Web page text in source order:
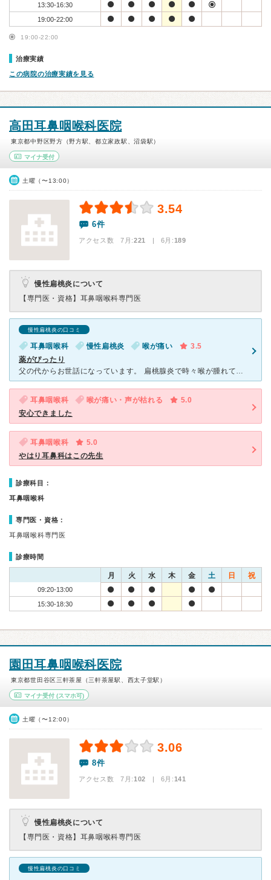
13:30-16:30
19:00-22:00
19:00-22:00
治療実績
この病院の治療実績を見る
高田耳鼻咽喉科医院
東京都中野区野方（野方駅、都立家政駅、沼袋駅）
マイナ受付
土曜（〜13:00）
3.54
6件
アクセス数 7月:221 | 6月:189
慢性扁桃炎について
【専門医・資格】 耳鼻咽喉科専門医
慢性扁桃炎の口コミ
耳鼻咽喉科 慢性扁桃炎 喉が痛い
3.5
薬がぴったり
父の代からお世話になっています。 扁桃腺炎で時々喉が腫れて、大変な状態になるのですが、高田さんで受診して薬を飲めば、風邪でも喉痛でも２日もあればぴたりと治ってしまうので、助かります。 薬が強すぎる
耳鼻咽喉科 喉が痛い・声が枯れる
5.0
安心できました
耳鼻咽喉科
5.0
やはり耳鼻科はこの先生
診療科目：
耳鼻咽喉科
専門医・資格：
耳鼻咽喉科専門医
診療時間
月 火 水 木 金 土 日 祝
09:20-13:00
15:30-18:30
園田耳鼻咽喉科医院
東京都世田谷区三軒茶屋（三軒茶屋駅、西太子堂駅）
マイナ受付 (スマホ可)
土曜（〜12:00）
3.06
8件
アクセス数 7月:102 | 6月:141
慢性扁桃炎について
【専門医・資格】 耳鼻咽喉科専門医
慢性扁桃炎の口コミ